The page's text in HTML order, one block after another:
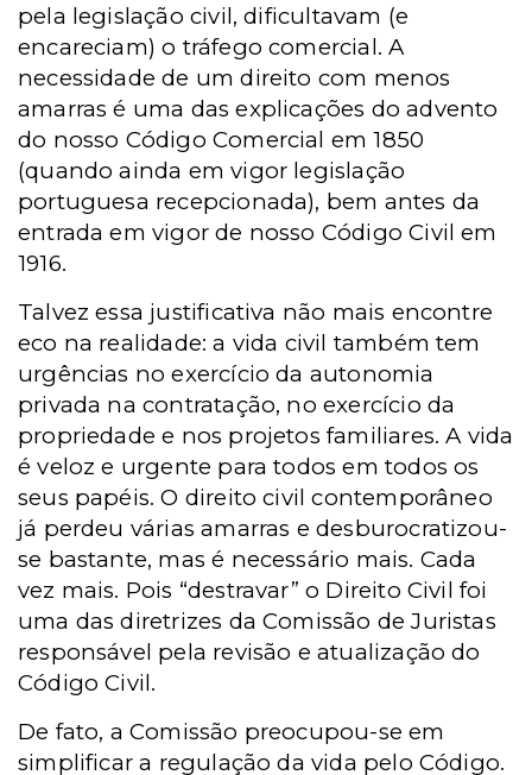
pela legislação civil, dificultavam (e
encareciam) o tráfego comercial. A
necessidade de um direito com menos
amarras é uma das explicações do advento
do nosso Código Comercial em 1850
(quando ainda em vigor legislação
portuguesa recepcionada), bem antes da
entrada em vigor de nosso Código Civil em
1916.
Talvez essa justificativa não mais encontre
eco na realidade: a vida civil também tem
urgências no exercício da autonomia
privada na contratação, no exercício da
propriedade e nos projetos familiares. A vida
é veloz e urgente para todos em todos os
seus papéis. O direito civil contemporâneo
já perdeu várias amarras e desburocratizou-
se bastante, mas é necessário mais. Cada
vez mais. Pois “destravar” o Direito Civil foi
uma das diretrizes daComissão de Juristas
responsável pela revisão e atualização do
Código Civil.
De fato, a Comissão preocupou-se em
simplificar a regulação da vida pelo Código.